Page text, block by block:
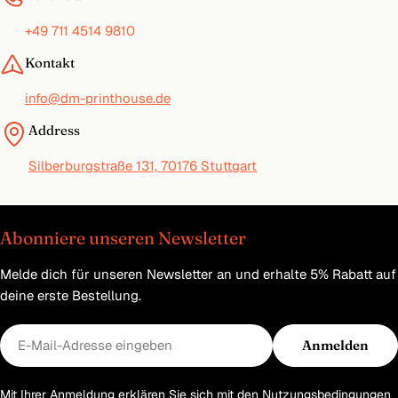
+49 711 4514 9810
Kontakt
info@dm-printhouse.de
Address
Silberburgstraße 131, 70176 Stuttgart
Abonniere unseren Newsletter
Melde dich für unseren Newsletter an und erhalte 5% Rabatt auf
deine erste Bestellung.
E-
Mail
Anmelden
Mit Ihrer Anmeldung erklären Sie sich mit den Nutzungsbedingungen